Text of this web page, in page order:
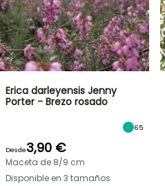
Erica darleyensis Jenny
Porter - Brezo rosado
65
Desde3,90 €
Maceta de 8/9 cm
Disponible en 3 tamaños